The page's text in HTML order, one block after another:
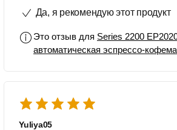
можно использовать зерновой и
мыть. Всем рекомендую данную
модель.
Да, я рекомендую этот продукт
Это отзыв для Series 2200
автоматическая эспрессо-
Yuliya05